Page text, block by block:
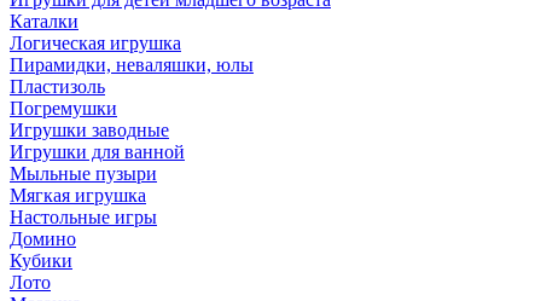
Каталки
Логическая игрушка
Пирамидки, неваляшки, юлы
Пластизоль
Погремушки
Игрушки заводные
Игрушки для ванной
Мыльные пузыри
Мягкая игрушка
Настольные игры
Домино
Кубики
Лото